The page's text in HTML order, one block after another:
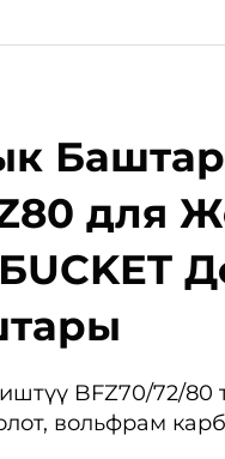
для
BFZ70/72/80
вольфрам